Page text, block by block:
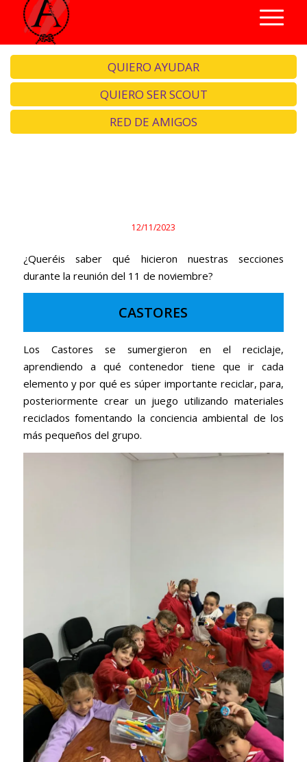
QUIERO AYUDAR
QUIERO SER SCOUT
RED DE AMIGOS
12/11/2023
¿Queréis saber qué hicieron nuestras secciones
durante la reunión del 11 de noviembre?
CASTORES
Los Castores se sumergieron en el reciclaje,
aprendiendo a qué contenedor tiene que ir cada
elemento y por qué es súper importante reciclar, para,
posteriormente crear un juego utilizando materiales
reciclados fomentando la conciencia ambiental de los
más pequeños del grupo.